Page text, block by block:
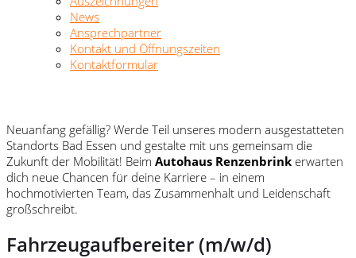
News
Ansprechpartner
Kontakt und Öffnungszeiten
Kontaktformular
Neuanfang gefällig? Werde Teil unseres modern ausgestatteten
Standorts Bad Essen und gestalte mit uns gemeinsam die
Zukunft der Mobilität! Beim Autohaus Renzenbrink erwarten
dich neue Chancen für deine Karriere – in einem
hochmotivierten Team, das Zusammenhalt und Leidenschaft
großschreibt.
Fahrzeugaufbereiter (m/w/d)